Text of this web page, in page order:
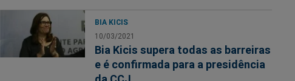
BIA KICIS
10/03/2021
Bia Kicis supera todas as barreiras
e é confirmada para a presidência